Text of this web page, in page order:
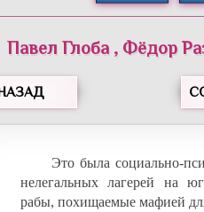
Павел Глоба , Фёдор
Это была социально-
нелегальных лагерей на
рабы, похищаемые мафией